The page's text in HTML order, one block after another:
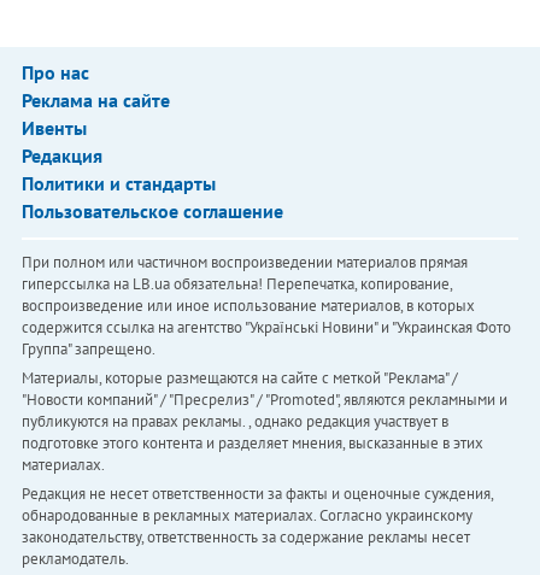
Про нас
Реклама на сайте
Ивенты
Редакция
Политики и стандарты
Пользовательское соглашение
При полном или частичном воспроизведении материалов прямая
гиперссылка на LB.ua обязательна! Перепечатка, копирование,
воспроизведение или иное использование материалов, в которых
содержится ссылка на агентство "Українськi Новини" и "Украинская Фото
Группа" запрещено.
Материалы, которые размещаются на сайте с меткой "Реклама" /
"Новости компаний" / "Пресрелиз" / "Promoted", являются рекламными и
публикуются на правах рекламы. , однако редакция участвует в
подготовке этого контента и разделяет мнения, высказанные в этих
материалах.
Редакция не несет ответственности за факты и оценочные суждения,
обнародованные в рекламных материалах. Согласно украинскому
законодательству, ответственность за содержание рекламы несет
рекламодатель.